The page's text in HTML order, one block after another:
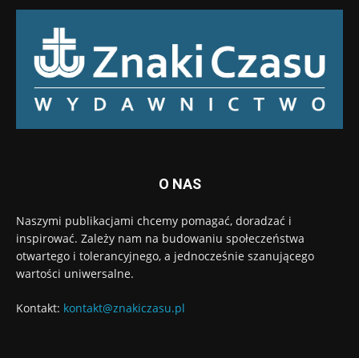
O NAS
Naszymi publikacjami chcemy pomagać, doradzać i
inspirować. Zależy nam na budowaniu społeczeństwa
otwartego i tolerancyjnego, a jednocześnie szanującego
wartości uniwersalne.
Kontakt: kontakt@znakiczasu.pl